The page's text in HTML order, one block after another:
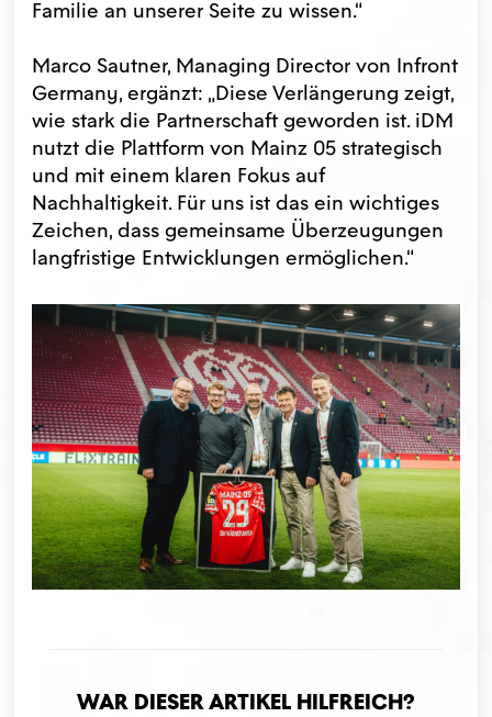
Familie an unserer Seite zu wissen.“
Marco Sautner, Managing Director von Infront
Germany, ergänzt: „Diese Verlängerung zeigt,
wie stark die Partnerschaft geworden ist. iDM
nutzt die Plattform von Mainz 05 strategisch
und mit einem klaren Fokus auf
Nachhaltigkeit. Für uns ist das ein wichtiges
Zeichen, dass gemeinsame Überzeugungen
langfristige Entwicklungen ermöglichen.“
War dieser Artikel hilfreich?